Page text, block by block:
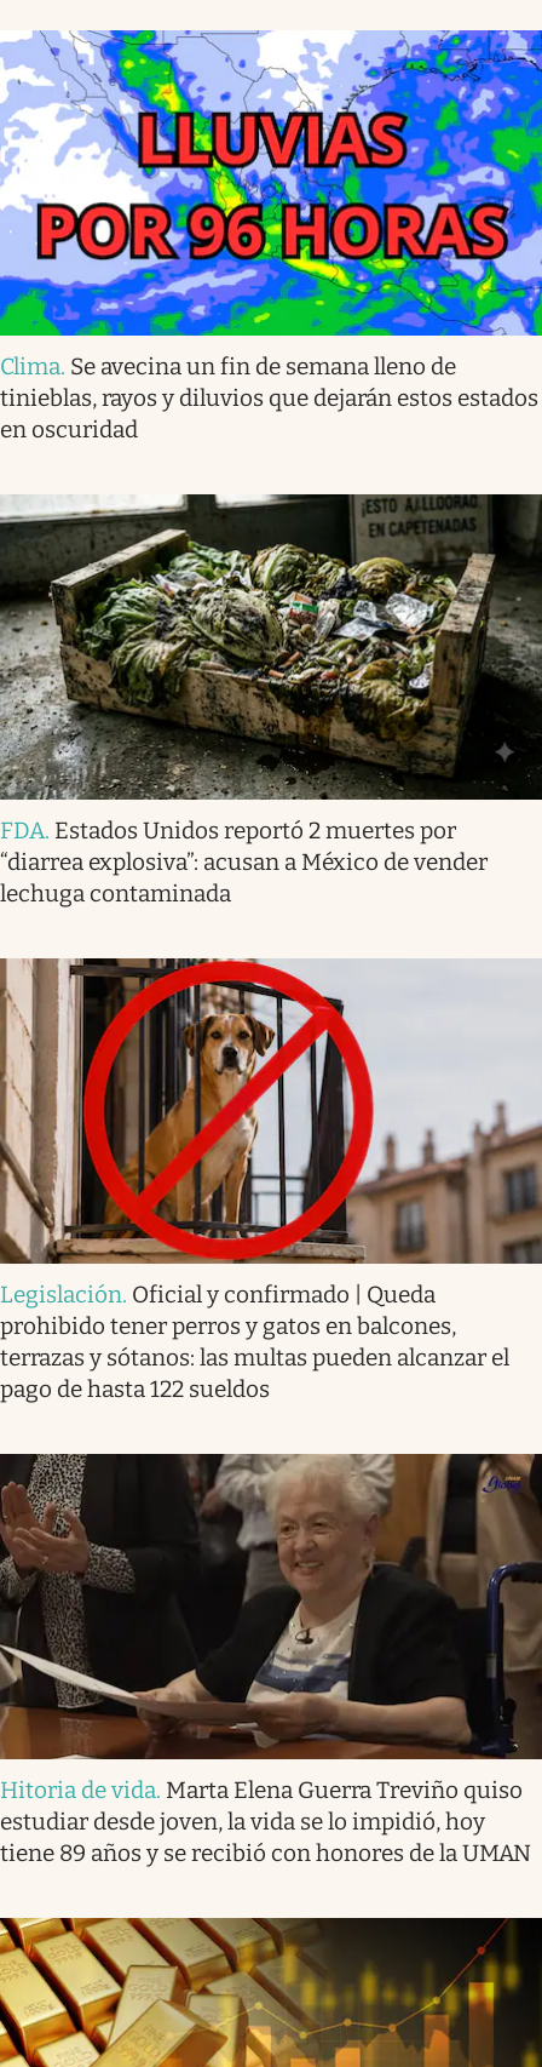
Clima. Se avecina un fin de semana lleno de
tinieblas, rayos y diluvios que dejarán estos estados
en oscuridad
FDA. Estados Unidos reportó 2 muertes por
“diarrea explosiva”: acusan a México de vender
lechuga contaminada
Legislación. Oficial y confirmado | Queda
prohibido tener perros y gatos en balcones,
terrazas y sótanos: las multas pueden alcanzar el
pago de hasta 122 sueldos
Hitoria de vida. Marta Elena Guerra Treviño quiso
estudiar desde joven, la vida se lo impidió, hoy
tiene 89 años y se recibió con honores de la UMAN